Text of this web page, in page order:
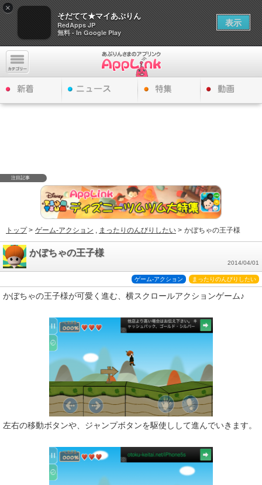
×
そだてて★マイあぷりん
RedApps JP
無料 - In Google Play
表示
注目記事
トップ> ゲーム-アクション , まったりのんびりしたい > かぼちゃの王子様
かぼちゃの王子様
2014/04/01
まったりのんびりしたい
ゲーム-アクション
かぼちゃの王子様が可愛く進む、横スクロールアクションゲーム♪
左右の移動ボタンや、ジャンプボタンを駆使しして進んでいきます。